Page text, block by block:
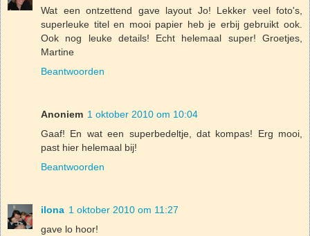
Wat een ontzettend gave layout Jo! Lekker veel foto's,
superleuke titel en mooi papier heb je erbij gebruikt ook.
Ook nog leuke details! Echt helemaal super! Groetjes,
Martine
Beantwoorden
Anoniem 1 oktober 2010 om 10:04
Gaaf! En wat een superbedeltje, dat kompas! Erg mooi,
past hier helemaal bij!
Beantwoorden
ilona 1 oktober 2010 om 11:27
gave lo hoor!